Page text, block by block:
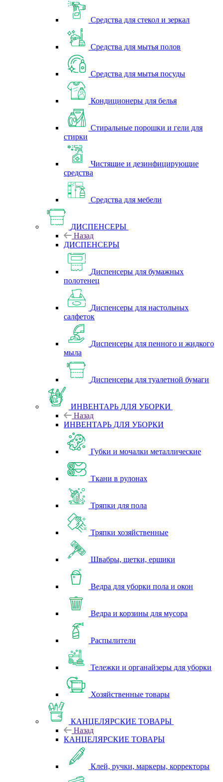
Средства для стекол и зеркал
Средства для мытья полов
Средства для мытья посуды
Кондиционеры для белья
Стиральные порошки и гели для
стирки
Чистящие и дезинфицирующие
средства
Средства для мебели
ДИСПЕНСЕРЫ
Назад
ДИСПЕНСЕРЫ
Диспенсеры для бумажных
полотенец
Диспенсеры для настольных
салфеток
Диспенсеры для пенного и жидкого
мыла
Диспенсеры для туалетной бумаги
ИНВЕНТАРЬ ДЛЯ УБОРКИ
Назад
ИНВЕНТАРЬ ДЛЯ УБОРКИ
Губки и мочалки металлические
Ткани в рулонах
Тряпки для пола
Тряпки хозяйственные
Швабры, щетки, ершики
Ведра для уборки пола и окон
Ведра и корзины для мусора
Распылители
Тележки и органайзеры для уборки
Хозяйственные товары
КАНЦЕЛЯРСКИЕ ТОВАРЫ
Назад
КАНЦЕЛЯРСКИЕ ТОВАРЫ
Клей, ручки, маркеры, корректоры